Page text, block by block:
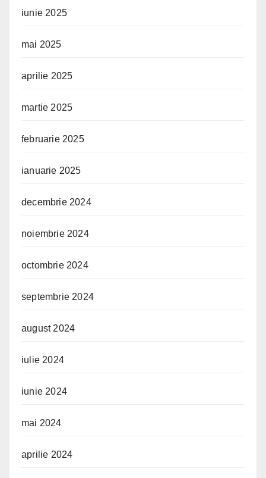
iunie 2025
mai 2025
aprilie 2025
martie 2025
februarie 2025
ianuarie 2025
decembrie 2024
noiembrie 2024
octombrie 2024
septembrie 2024
august 2024
iulie 2024
iunie 2024
mai 2024
aprilie 2024